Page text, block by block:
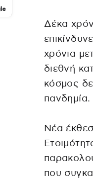
Δέκα
χρόνια
διεθνή
κόσμος
πανδημία.
Νέα
που